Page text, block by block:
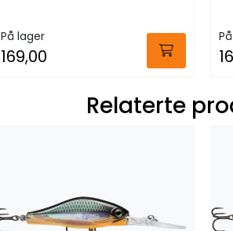
På lager
169,00
Relaterte